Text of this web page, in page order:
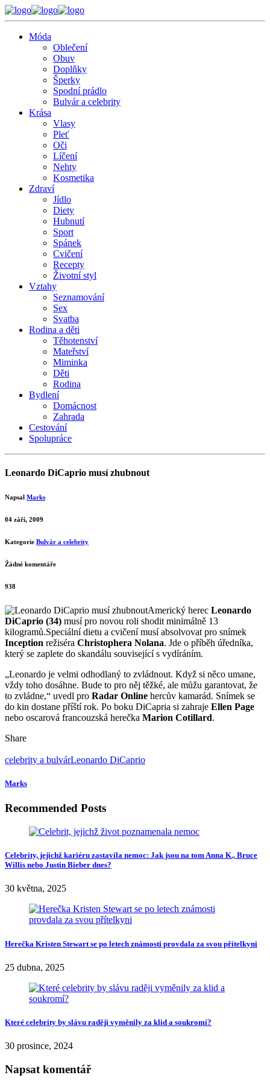
Móda
Oblečení
Obuv
Doplňky
Šperky
Spodní prádlo
Bulvár a celebrity
Krása
Vlasy
Pleť
Oči
Líčení
Nehty
Kosmetika
Zdraví
Jídlo
Diety
Hubnutí
Sport
Spánek
Cvičení
Recepty
Životní styl
Vztahy
Seznamování
Sex
Svatba
Rodina a děti
Těhotenství
Mateřství
Miminka
Děti
Rodina
Bydlení
Domácnost
Zahrada
Cestování
Spolupráce
Leonardo DiCaprio musí zhubnout
Napsal Marks
04 září, 2009
Kategorie Bulvár a celebrity
Žádné komentáře
938
Americký herec Leonardo
DiCaprio (34) musí pro novou roli shodit minimálně 13
kilogramů.Speciální dietu a cvičení musí absolvovat pro snímek
Inception režiséra Christophera Nolana. Jde o příběh úředníka,
který se zaplete do skandálu související s vydíráním.
„Leonardo je velmi odhodlaný to zvládnout. Když si něco umane,
vždy toho dosáhne. Bude to pro něj těžké, ale můžu garantovat, že
to zvládne,“ uvedl pro Radar Online hercův kamarád. Snímek se
do kin dostane příští rok. Po boku DiCapria si zahraje Ellen Page
nebo oscarová francouzská herečka Marion Cotillard.
Share
celebrity a bulvárLeonardo DiCaprio
Marks
Recommended Posts
Celebrity, jejichž kariéru zastavila nemoc: Jak jsou na tom Anna K., Bruce
Willis nebo Justin Bieber dnes?
30 května, 2025
Herečka Kristen Stewart se po letech známosti provdala za svou přítelkyni
25 dubna, 2025
Které celebrity by slávu raději vyměnily za klid a soukromí?
30 prosince, 2024
Napsat komentář